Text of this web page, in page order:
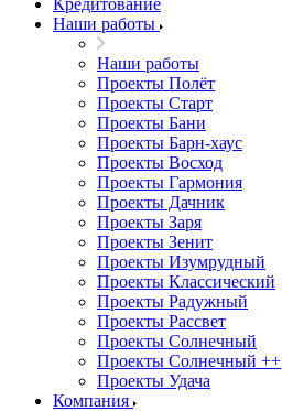
Кредитование
Наши работы
Наши работы
Проекты Полёт
Проекты Старт
Проекты Бани
Проекты Барн-хаус
Проекты Восход
Проекты Гармония
Проекты Дачник
Проекты Заря
Проекты Зенит
Проекты Изумрудный
Проекты Классический
Проекты Радужный
Проекты Рассвет
Проекты Солнечный
Проекты Солнечный ++
Проекты Удача
Компания